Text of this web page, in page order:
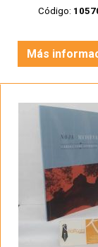
Código:
Más